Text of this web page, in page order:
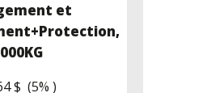
et
$ (5% )